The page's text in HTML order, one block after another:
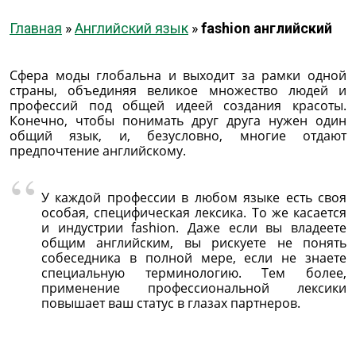
Главная »Английский язык »fashion английский
Сфера моды глобальна и выходит за рамки одной
страны, объединяя великое множество людей и
профессий под общей идеей создания красоты.
Конечно, чтобы понимать друг друга нужен один
общий язык, и, безусловно, многие отдают
предпочтение английскому.
У каждой профессии в любом языке есть своя
особая, специфическая лексика. То же касается
и индустрии fashion. Даже если вы владеете
общим английским, вы рискуете не понять
собеседника в полной мере, если не знаете
специальную терминологию. Тем более,
применение профессиональной лексики
повышает ваш статус в глазах партнеров.